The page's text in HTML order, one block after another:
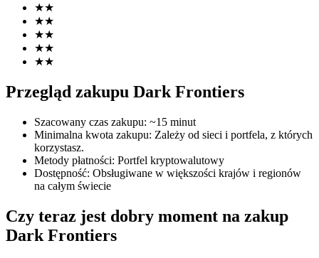
Kontrakty terminowe COIN-M
Kontrakty terminowe na kryptowaluty
Instrumenty pochodne na akcje, forex, metale szlachetne i
towary
★★
★★
★★
★★
★★
Przegląd zakupu Dark Frontiers
Szacowany czas zakupu: ~15 minut
Minimalna kwota zakupu: Zależy od sieci i portfela, z których
korzystasz.
Metody płatności: Portfel kryptowalutowy
Dostępność: Obsługiwane w większości krajów i regionów
na całym świecie
Czy teraz jest dobry moment na zakup
Dark Frontiers